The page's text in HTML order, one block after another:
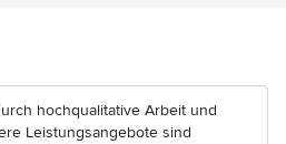
hochqualitative Arbeit und
Leistungsangebote sind